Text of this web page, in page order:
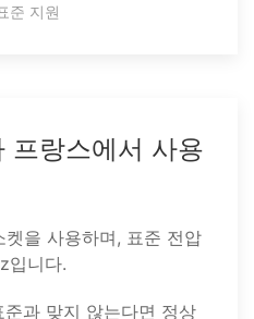
준 지원
프랑스에서 사용
을 사용하며, 표준 전압
입니다.
과 맞지 않는다면 정상